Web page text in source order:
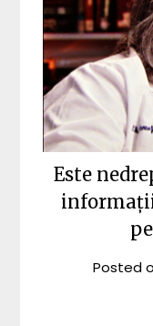
Este
Posted